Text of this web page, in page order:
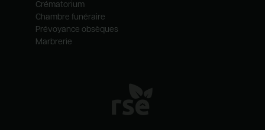
Crématorium
Chambre funéraire
Prévoyance obsèques
Marbrerie